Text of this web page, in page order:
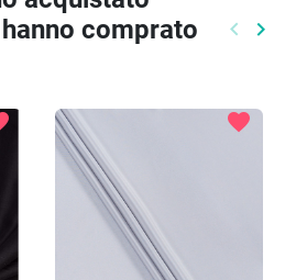
comprato
keyboard_arrow_left keyboard_arrow_right
favorite